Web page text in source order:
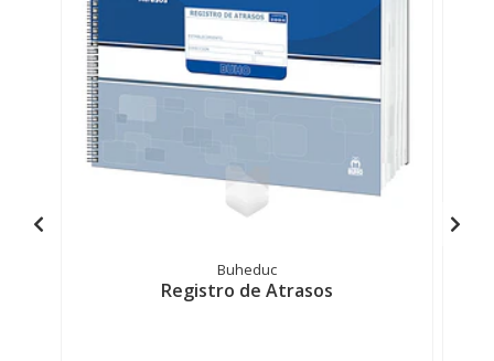
Buheduc
Registro de Atrasos